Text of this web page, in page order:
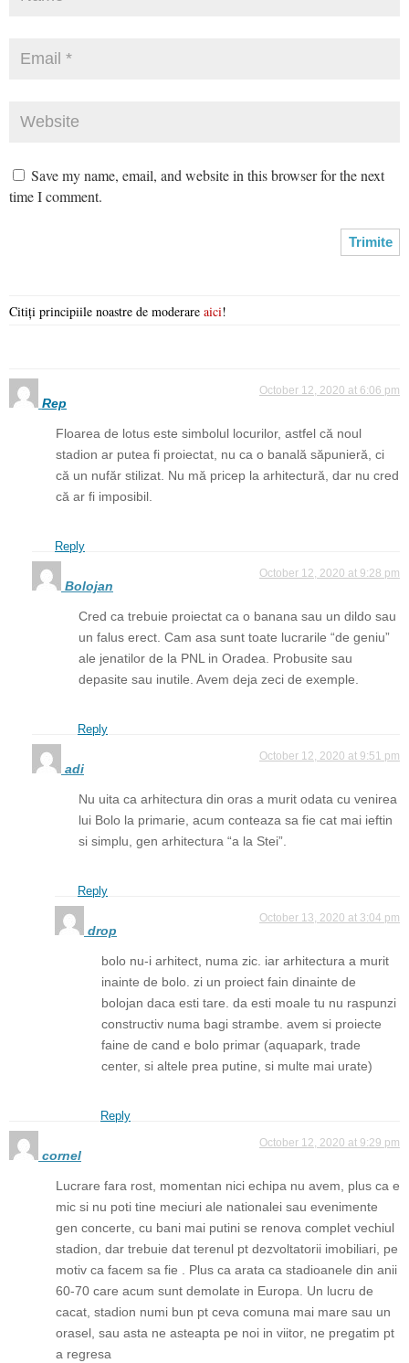
Save my name, email, and website in this browser for the next
time I comment.
Citiți principiile noastre de moderare aici!
Rep
October 12, 2020 at 6:06 pm
Floarea de lotus este simbolul locurilor, astfel că noul
stadion ar putea fi proiectat, nu ca o banală săpunieră, ci
că un nufăr stilizat. Nu mă pricep la arhitectură, dar nu cred
că ar fi imposibil.
Reply
Bolojan
October 12, 2020 at 9:28 pm
Cred ca trebuie proiectat ca o banana sau un dildo sau
un falus erect. Cam asa sunt toate lucrarile “de geniu”
ale jenatilor de la PNL in Oradea. Probusite sau
depasite sau inutile. Avem deja zeci de exemple.
Reply
adi
October 12, 2020 at 9:51 pm
Nu uita ca arhitectura din oras a murit odata cu venirea
lui Bolo la primarie, acum conteaza sa fie cat mai ieftin
si simplu, gen arhitectura “a la Stei”.
Reply
drop
October 13, 2020 at 3:04 pm
bolo nu-i arhitect, numa zic. iar arhitectura a murit
inainte de bolo. zi un proiect fain dinainte de
bolojan daca esti tare. da esti moale tu nu raspunzi
constructiv numa bagi strambe. avem si proiecte
faine de cand e bolo primar (aquapark, trade
center, si altele prea putine, si multe mai urate)
Reply
cornel
October 12, 2020 at 9:29 pm
Lucrare fara rost, momentan nici echipa nu avem, plus ca e
mic si nu poti tine meciuri ale nationalei sau evenimente
gen concerte, cu bani mai putini se renova complet vechiul
stadion, dar trebuie dat terenul pt dezvoltatorii imobiliari, pe
motiv ca facem sa fie . Plus ca arata ca stadioanele din anii
60-70 care acum sunt demolate in Europa. Un lucru de
cacat, stadion numi bun pt ceva comuna mai mare sau un
orasel, sau asta ne asteapta pe noi in viitor, ne pregatim pt
a regresa